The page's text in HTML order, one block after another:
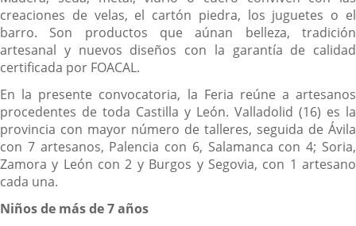
creaciones de velas, el cartón piedra, los juguetes o el
barro. Son productos que aúnan belleza, tradición
artesanal y nuevos diseños con la garantía de calidad
certificada por FOACAL.
En la presente convocatoria, la Feria reúne a artesanos
procedentes de toda Castilla y León. Valladolid (16) es la
provincia con mayor número de talleres, seguida de Ávila
con 7 artesanos, Palencia con 6, Salamanca con 4; Soria,
Zamora y León con 2 y Burgos y Segovia, con 1 artesano
cada una.
Niños de más de 7 años